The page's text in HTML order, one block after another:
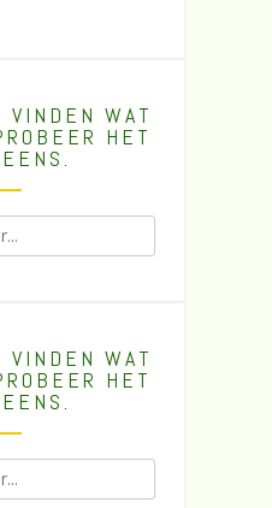
WAT
HET
WAT
HET